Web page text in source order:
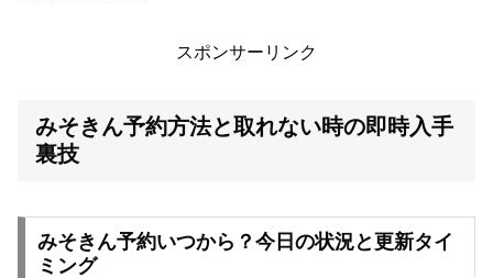
スポンサーリンク
みそきん予約方法と取れない時の即時入手
裏技
みそきん予約いつから？今日の状況と更新タイ
ミング